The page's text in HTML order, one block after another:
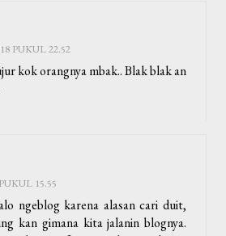
PUKUL 22.52
kok orangnya mbak.. Blak blak an
15.55
ngeblog karena alasan cari duit,
kan gimana kita jalanin blognya.